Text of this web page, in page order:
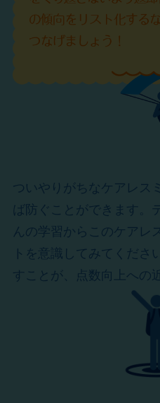
ついやりがちなケアレス
ば防ぐことができます。
んの学習からこのケアレ
トを意識してみてくださ
すことが、点数向上への